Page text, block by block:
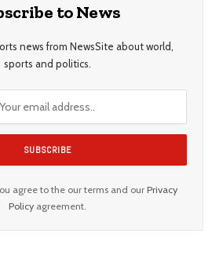
to News
news from NewsSite about world,
sports and politics.
agree to the our terms and our Privacy
Policyagreement.